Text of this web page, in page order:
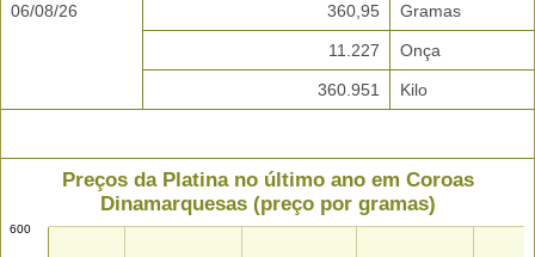
06/08/26 360,95 Gramas
11.227 Onça
360.951 Kilo
Preços da Platina no último ano em Coroas
Dinamarquesas (preço por gramas)
600